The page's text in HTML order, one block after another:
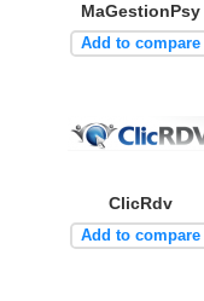
MaGestionPsy
Add to compare
ClicRdv
Add to compare